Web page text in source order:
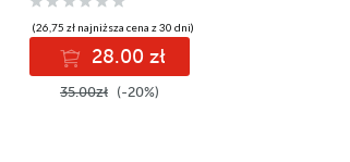
(26,75 zł najniższa cena z 30 dni)
28.00 zł
35.00zł (-20%)